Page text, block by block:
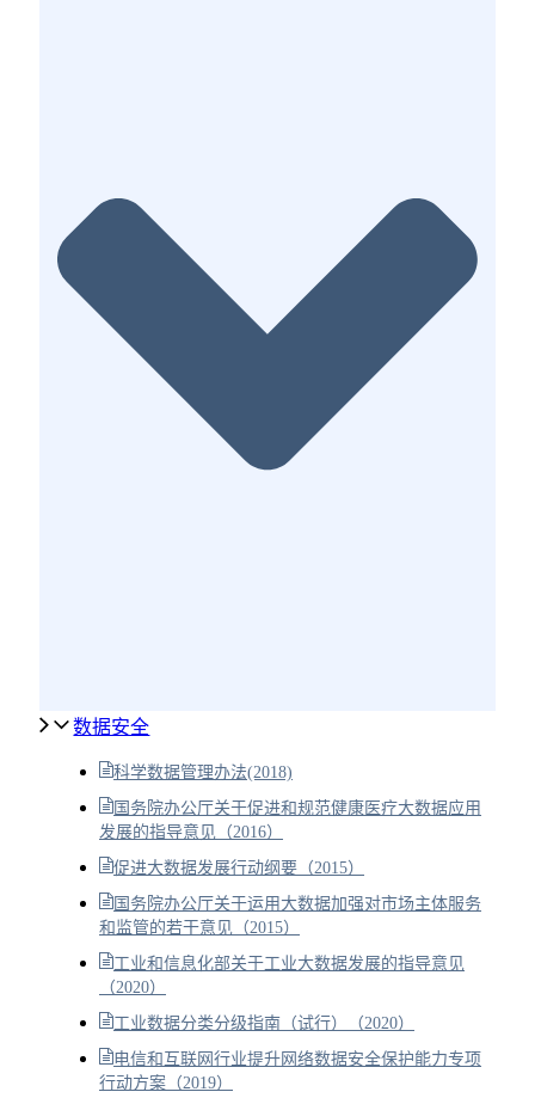
数据安全
科学数据管理办法(2018)
国务院办公厅关于促进和规范健康医疗大数据应用
发展的指导意见（2016）
促进大数据发展行动纲要（2015）
国务院办公厅关于运用大数据加强对市场主体服务
和监管的若干意见（2015）
工业和信息化部关于工业大数据发展的指导意见
（2020）
工业数据分类分级指南（试行）（2020）
电信和互联网行业提升网络数据安全保护能力专项
行动方案（2019）